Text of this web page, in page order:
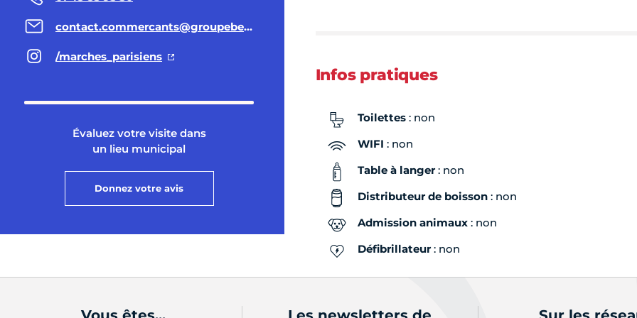
contact.commercants@groupebensidoun.com
/marches_parisiens
Évaluez votre visite dans
un lieu municipal
Donnez votre avis
Infos pratiques
Toilettes: non
WIFI : non
Table à langer: non
Distributeur de boisson: non
Admission animaux: non
Défibrillateur: non